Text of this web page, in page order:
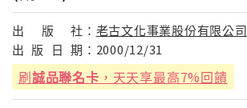
出 版 社： 老古文化事業股份有限公司
出 版 日 期： 2000/12/31
刷誠品聯名卡 ，天天享最高7%回饋